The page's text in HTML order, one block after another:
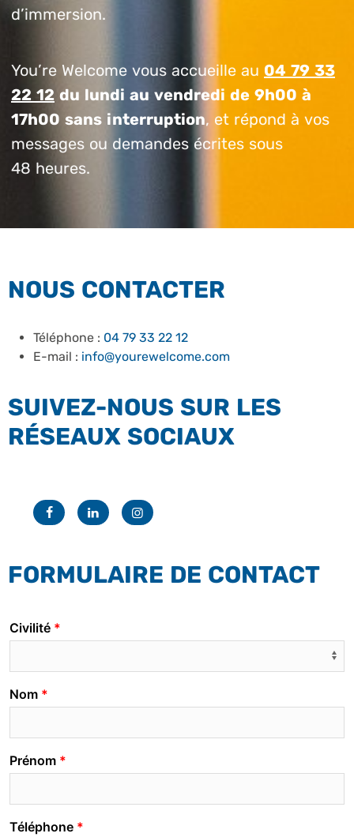
d’immersion.
You’re Welcome vous accueille au 04 79 33
22 12 du lundi au vendredi de 9h00 à
17h00 sans interruption, et répond à vos
messages ou demandes écrites sous
48 heures.
NOUS CONTACTER
Téléphone : 04 79 33 22 12
E-mail : info@yourewelcome.com
SUIVEZ-NOUS SUR LES
RÉSEAUX SOCIAUX
FORMULAIRE DE CONTACT